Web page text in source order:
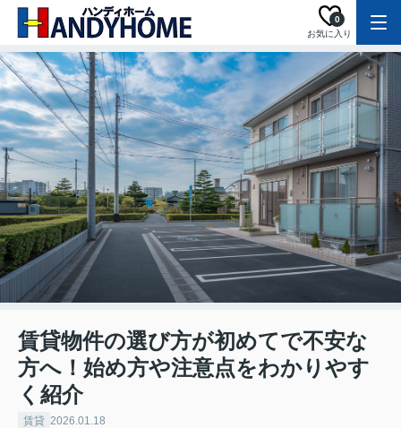
お気に入り
0
賃貸物件の選び方が初めてで不安な
方へ！始め方や注意点をわかりやす
く紹介
賃貸 2026.01.18